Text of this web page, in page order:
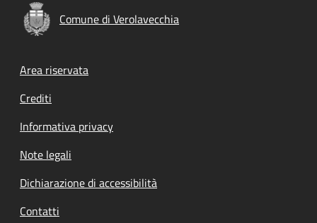
Comune di Verolavecchia
Footer menu
Area riservata
Crediti
Informativa privacy
Note legali
Dichiarazione di accessibilità
Contatti